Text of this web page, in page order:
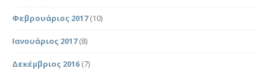
Φεβρουάριος 2017(10)
Ιανουάριος 2017(8)
Δεκέμβριος 2016 (7)